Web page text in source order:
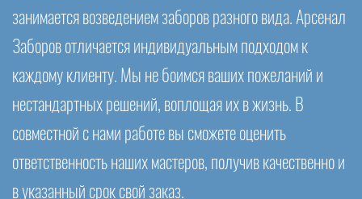
занимается возведением заборов разного вида. Арсенал
Заборов отличается индивидуальным подходом к
каждому клиенту. Мы не боимся ваших пожеланий и
нестандартных решений, воплощая их в жизнь. В
совместной с нами работе вы сможете оценить
ответственность наших мастеров, получив качественно и
в указанный срок свой заказ.